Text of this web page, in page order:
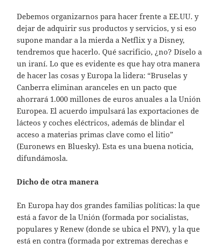
Debemos organizarnos para hacer frente a EE.UU. y
dejar de adquirir sus productos y servicios, y si eso
supone mandar a la mierda a Netflix y a Disney,
tendremos que hacerlo. Qué sacrificio, ¿no? Díselo a
un iraní. Lo que es evidente es que hay otra manera
de hacer las cosas y Europa la lidera: “Bruselas y
Canberra eliminan aranceles en un pacto que
ahorrará 1.000 millones de euros anuales a la Unión
Europea. El acuerdo impulsará las exportaciones de
lácteos y coches eléctricos, además de blindar el
acceso a materias primas clave como el litio”
(Euronews en Bluesky). Esta es una buena noticia,
difundámosla.
Dicho de otra manera
En Europa hay dos grandes familias políticas: la que
está a favor de la Unión (formada por socialistas,
populares y Renew (donde se ubica el PNV), y la que
está en contra (formada por extremas derechas e